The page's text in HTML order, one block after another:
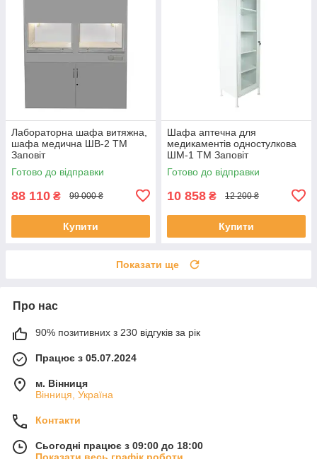
Лабораторна шафа витяжна,
шафа медична ШВ-2 ТМ
Заповіт
Готово до відправки
88 110 ₴ 99 000 ₴
Купити
Шафа аптечна для
медикаментів одностулкова
ШМ-1 ТМ Заповіт
Готово до відправки
10 858 ₴ 12 200 ₴
Купити
Показати ще
Про нас
90% позитивних з 230 відгуків за рік
Працює з 05.07.2024
м. Вінниця
Вінниця, Україна
Контакти
Сьогодні працює з 09:00 до 18:00